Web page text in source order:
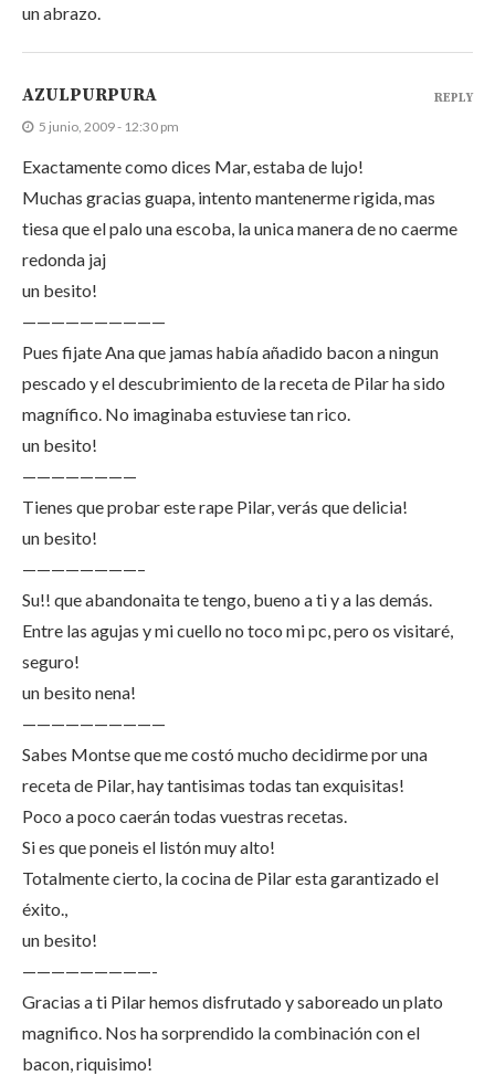
un abrazo.
AZULPURPURA
5 junio, 2009 - 12:30 pm
Exactamente como dices Mar, estaba de lujo!
Muchas gracias guapa, intento mantenerme rigida, mas
tiesa que el palo una escoba, la unica manera de no caerme
redonda jaj
un besito!
——————————
Pues fijate Ana que jamas había añadido bacon a ningun
pescado y el descubrimiento de la receta de Pilar ha sido
magnífico. No imaginaba estuviese tan rico.
un besito!
————————
Tienes que probar este rape Pilar, verás que delicia!
un besito!
————————–
Su!! que abandonaita te tengo, bueno a ti y a las demás.
Entre las agujas y mi cuello no toco mi pc, pero os visitaré,
seguro!
un besito nena!
——————————
Sabes Montse que me costó mucho decidirme por una
receta de Pilar, hay tantisimas todas tan exquisitas!
Poco a poco caerán todas vuestras recetas.
Si es que poneis el listón muy alto!
Totalmente cierto, la cocina de Pilar esta garantizado el
éxito.,
un besito!
—————————-
Gracias a ti Pilar hemos disfrutado y saboreado un plato
magnifico. Nos ha sorprendido la combinación con el
bacon, riquisimo!
REPLY